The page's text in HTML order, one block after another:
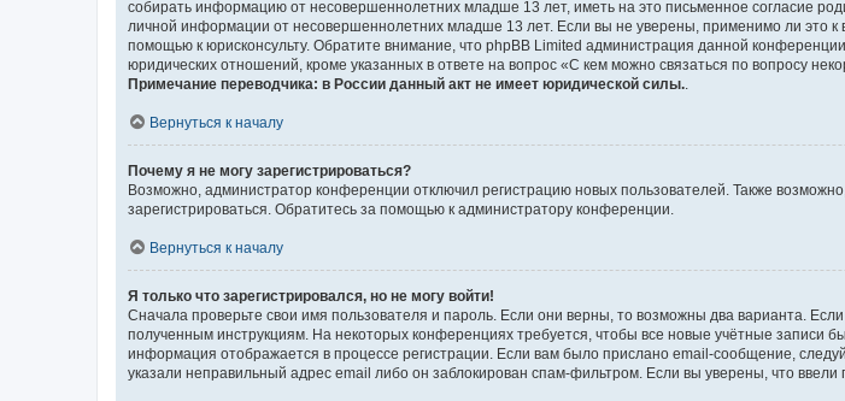
собирать информацию от несовершеннолетних младше 13 лет, иметь на это письменное согласие
личной информации от несовершеннолетних младше 13 лет. Если вы не уверены, применимо ли это
помощью к юрисконсульту. Обратите внимание, что phpBB Limited администрация данной
юридических отношений, кроме указанных в ответе на вопрос «С кем можно связаться по вопросу
Примечание переводчика: в России данный акт не имеет юридической силы.
Вернуться к началу
Почему я не могу зарегистрироваться?
Возможно, администратор конференции отключил регистрацию новых пользователей. Также
зарегистрироваться. Обратитесь за помощью к администратору конференции.
Вернуться к началу
Я только что зарегистрировался, но не могу войти!
Сначала проверьте свои имя пользователя и пароль. Если они верны, то возможны два варианта.
полученным инструкциям. На некоторых конференциях требуется, чтобы все новые учётные записи
информация отображается в процессе регистрации. Если вам было прислано email-сообщение,
указали неправильный адрес email либо он заблокирован спам-фильтром. Если вы уверены, что